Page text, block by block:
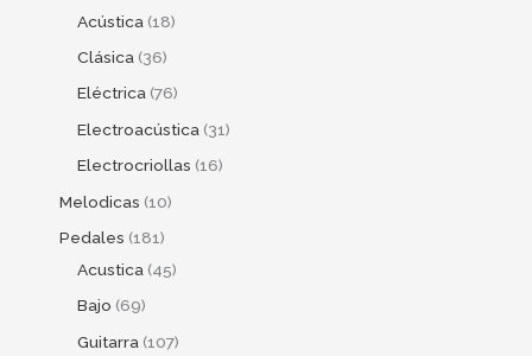
Acústica 18
Clásica 36
Eléctrica 76
Electroacústica 31
Electrocriollas 16
Melodicas 10
Pedales 181
Acustica 45
Bajo 69
Guitarra 107